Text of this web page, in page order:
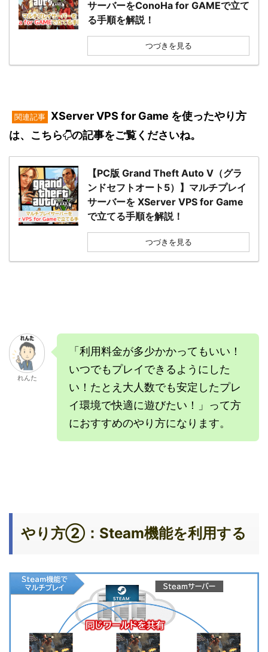
サーバーをConoHa for GAMEで立て
る手順を解説！
つづきを見る
関連記事 XServer VPS for Game を使ったやり方
は、こちら
の記事をご覧くださいね。
【PC版 Grand Theft Auto V（グラ
ンドセフトオート5）】マルチプレイ
サーバーを XServer VPS for Game
で立てる手順を解説！
つづきを見る
れんた
「利用料金が多少かかってもいい！
いつでもプレイできるようにした
い！たとえ大人数でも安定したプレ
イ環境で快適に遊びたい！」って方
におすすめのやり方になります。
やり方②：Steam機能を利用する